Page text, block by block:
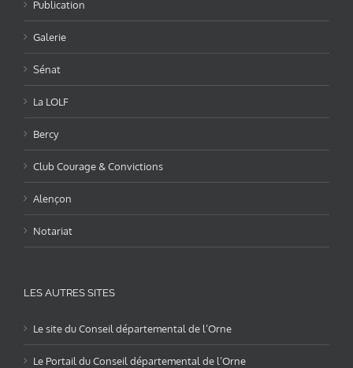
Publication
Galerie
Sénat
La LOLF
Bercy
Club Courage & Convictions
Alençon
Notariat
LES AUTRES SITES
Le site du Conseil départemental de l’Orne
Le Portail du Conseil départemental de l’Orne